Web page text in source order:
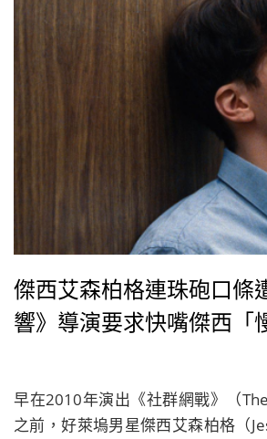
傑西艾森柏格連珠砲口條
響》導演要求快嘴傑西「
早在2010年演出《社群網戰》（
之前，好萊塢男星傑西艾森柏格（